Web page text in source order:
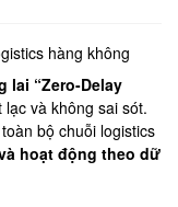
hàng không
lai “Zero-Delay
và không sai sót.
bộ chuỗi logistics
hoạt động theo dữ